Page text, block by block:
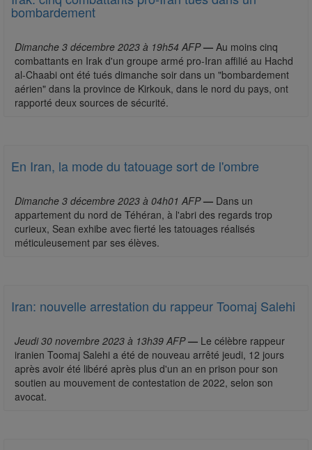
bombardement
Dimanche 3 décembre 2023 à 19h54 AFP — Au moins cinq
combattants en Irak d'un groupe armé pro-Iran affilié au Hachd
al-Chaabi ont été tués dimanche soir dans un "bombardement
aérien" dans la province de Kirkouk, dans le nord du pays, ont
rapporté deux sources de sécurité.
En Iran, la mode du tatouage sort de l'ombre
Dimanche 3 décembre 2023 à 04h01 AFP — Dans un
appartement du nord de Téhéran, à l'abri des regards trop
curieux, Sean exhibe avec fierté les tatouages réalisés
méticuleusement par ses élèves.
Iran: nouvelle arrestation du rappeur Toomaj Salehi
Jeudi 30 novembre 2023 à 13h39 AFP — Le célèbre rappeur
iranien Toomaj Salehi a été de nouveau arrêté jeudi, 12 jours
après avoir été libéré après plus d'un an en prison pour son
soutien au mouvement de contestation de 2022, selon son
avocat.